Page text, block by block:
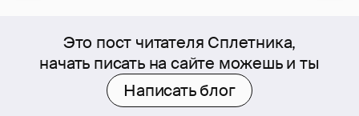
Это пост читателя Сплетника,
начать писать на сайте можешь и ты
Написать блог